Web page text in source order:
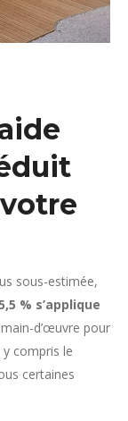
sous-estimée,
% s’applique
d’œuvre pour
compris le
certaines